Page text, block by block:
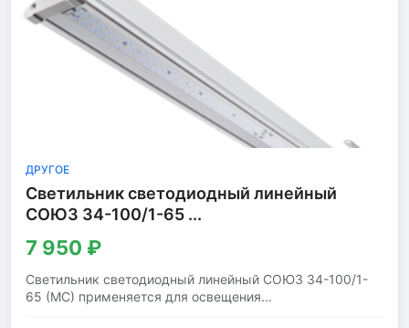
ДРУГОЕ
Светильник светодиодный линейный
СОЮЗ 34-100/1-65 ...
7 950 ₽
Светильник светодиодный линейный СОЮЗ 34-100/1-
65 (МС) применяется для освещения...